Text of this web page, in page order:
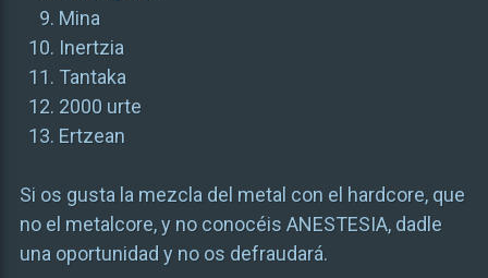
Mina
Inertzia
Tantaka
2000 urte
Ertzean
Si os gusta la mezcla del metal con el hardcore, que
no el metalcore, y no conocéis ANESTESIA, dadle
una oportunidad y no os defraudará.